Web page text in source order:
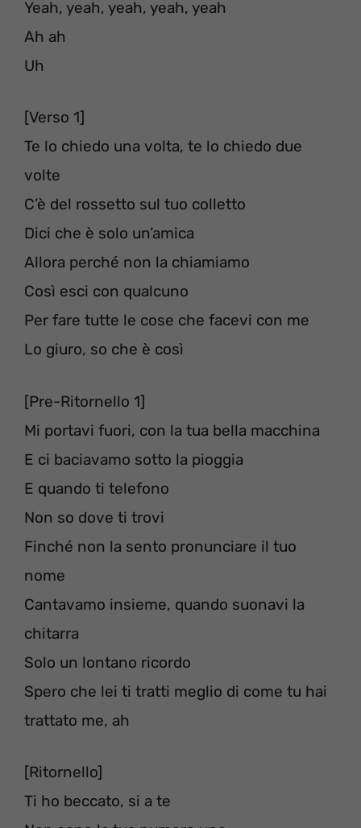
Yeah, yeah, yeah, yeah, yeah
Ah ah
Uh
[Verso 1]
Te lo chiedo una volta, te lo chiedo due
volte
C’è del rossetto sul tuo colletto
Dici che è solo un’amica
Allora perché non la chiamiamo
Così esci con qualcuno
Per fare tutte le cose che facevi con me
Lo giuro, so che è così
[Pre-Ritornello 1]
Mi portavi fuori, con la tua bella macchina
E ci baciavamo sotto la pioggia
E quando ti telefono
Non so dove ti trovi
Finché non la sento pronunciare il tuo
nome
Cantavamo insieme, quando suonavi la
chitarra
Solo un lontano ricordo
Spero che lei ti tratti meglio di come tu hai
trattato me, ah
[Ritornello]
Ti ho beccato, si a te